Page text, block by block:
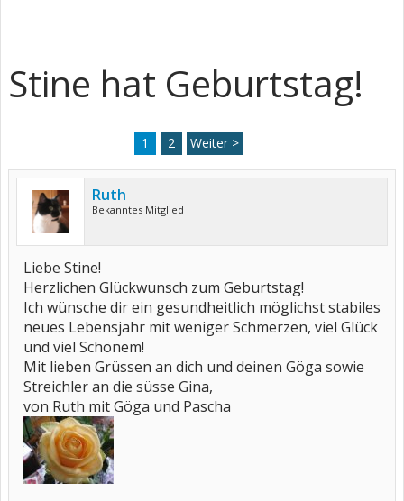
Stine hat Geburtstag!
1 2 Weiter >
Ruth
Bekanntes Mitglied
Liebe Stine!
Herzlichen Glückwunsch zum Geburtstag!
Ich wünsche dir ein gesundheitlich möglichst stabiles
neues Lebensjahr mit weniger Schmerzen, viel Glück
und viel Schönem!
Mit lieben Grüssen an dich und deinen Göga sowie
Streichler an die süsse Gina,
von Ruth mit Göga und Pascha